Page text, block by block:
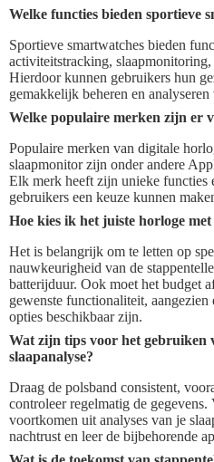
Welke functies bieden sportieve
Sportieve smartwatches bieden
activiteitstracking,
Hierdoor kunnen gebruikers hun
gemakkelijk beheren en
Welke populaire merken zijn er
Populaire merken van digitale
slaapmonitor zijn onder andere
Elk merk heeft zijn unieke functies
gebruikers een keuze kunnen
Hoe kies ik het juiste horloge met
Het is belangrijk om te letten op
nauwkeurigheid van de
batterijduur. Ook moet het budget
gewenste functionaliteit,
opties beschikbaar zijn.
Wat zijn tips voor het gebruiken
slaapanalyse?
Draag de polsband consistent,
controleer regelmatig de
voortkomen uit analyses van je
nachtrust en leer de bijbehorende